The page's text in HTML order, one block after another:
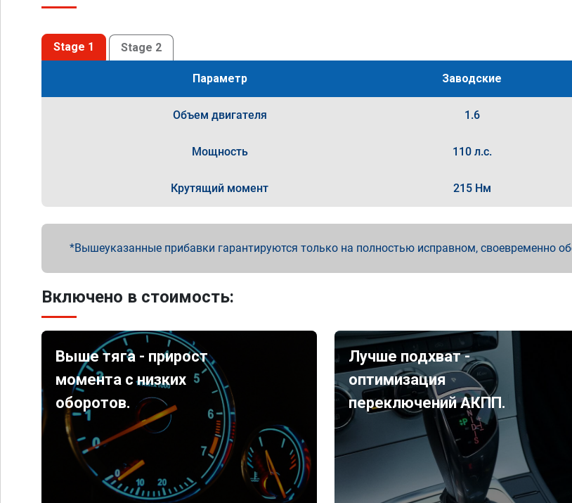
Stage 1 Stage 2
Параметр Заводские
Объем двигателя 1.6
Мощность 110 л.с.
Крутящий момент 215 Нм
Вышеуказанные прибавки гарантируются только на полностью исправном, своевременно
Включено в стоимость:
Выше тяга - прирост
момента с низких
оборотов.
Лучше подхват -
оптимизация
переключений АКПП.